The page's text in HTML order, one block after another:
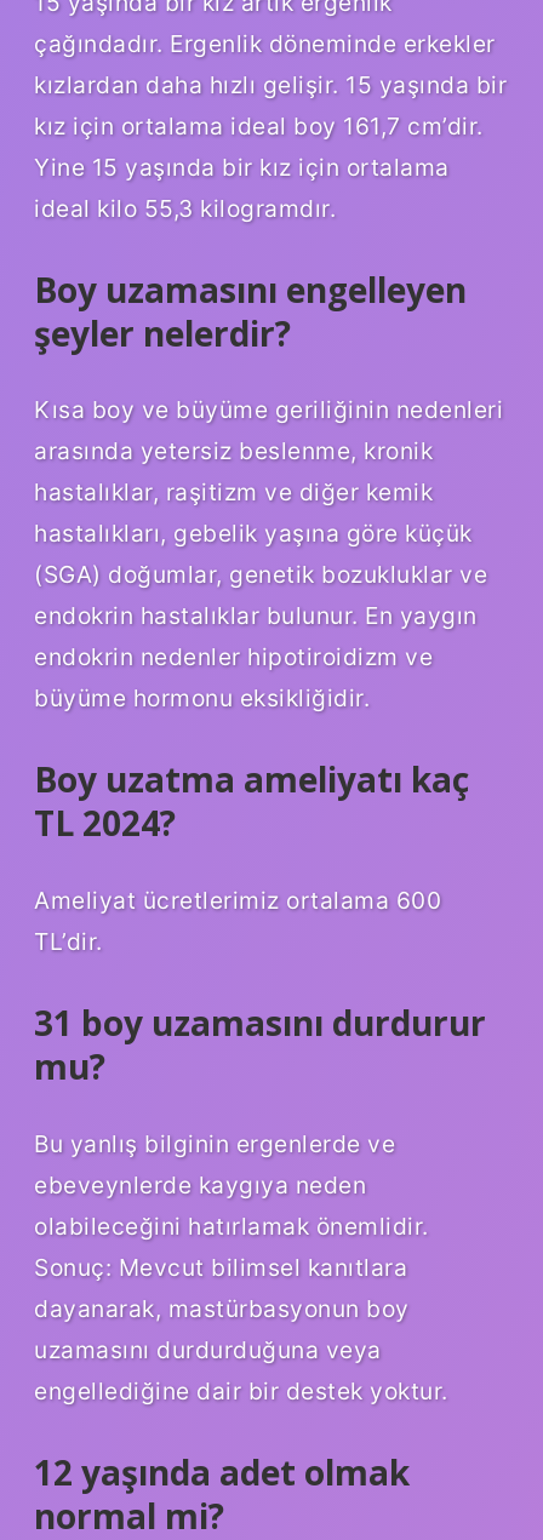
çağındadır. Ergenlik döneminde erkekler
kızlardan daha hızlı gelişir. 15 yaşında bir
kız için ortalama ideal boy 161,7 cm’dir.
Yine 15 yaşında bir kız için ortalama
ideal kilo 55,3 kilogramdır.
Boy uzamasını engelleyen
şeyler nelerdir?
Kısa boy ve büyüme geriliğinin nedenleri
arasında yetersiz beslenme, kronik
hastalıklar, raşitizm ve diğer kemik
hastalıkları, gebelik yaşına göre küçük
(SGA) doğumlar, genetik bozukluklar ve
endokrin hastalıklar bulunur. En yaygın
endokrin nedenler hipotiroidizm ve
büyüme hormonu eksikliğidir.
Boy uzatma ameliyatı kaç
TL 2024?
Ameliyat ücretlerimiz ortalama 600
TL’dir.
31 boy uzamasını durdurur
mu?
Bu yanlış bilginin ergenlerde ve
ebeveynlerde kaygıya neden
olabileceğini hatırlamak önemlidir.
Sonuç: Mevcut bilimsel kanıtlara
dayanarak, mastürbasyonun boy
uzamasını durdurduğuna veya
engellediğine dair bir destek yoktur.
12 yaşında adet olmak
normal mi?